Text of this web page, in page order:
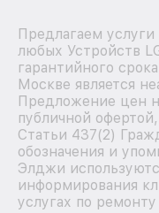
Предлагаем
любых Устройств
гарантийного
Москве является
Предложение цен
публичной
Статьи 437(2)
обозначения и
Элджи
информирования
услугах по